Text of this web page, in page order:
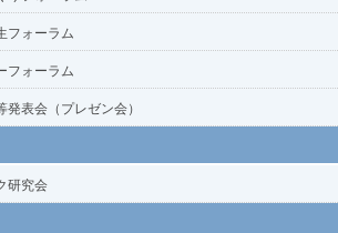
フォーラム
フォーラム
表会（プレゼン会）
研究会